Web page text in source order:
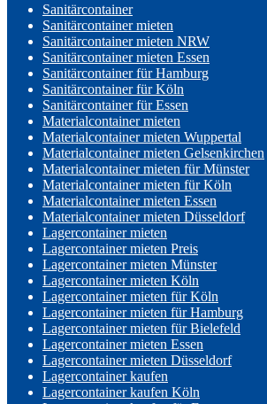
Sanitärcontainer
Sanitärcontainer mieten
Sanitärcontainer mieten NRW
Sanitärcontainer mieten Essen
Sanitärcontainer für Hamburg
Sanitärcontainer für Köln
Sanitärcontainer für Essen
Materialcontainer mieten
Materialcontainer mieten Wuppertal
Materialcontainer mieten Gelsenkirchen
Materialcontainer mieten für Münster
Materialcontainer mieten für Köln
Materialcontainer mieten Essen
Materialcontainer mieten Düsseldorf
Lagercontainer mieten
Lagercontainer mieten Preis
Lagercontainer mieten Münster
Lagercontainer mieten Köln
Lagercontainer mieten für Köln
Lagercontainer mieten für Hamburg
Lagercontainer mieten für Bielefeld
Lagercontainer mieten Essen
Lagercontainer mieten Düsseldorf
Lagercontainer kaufen
Lagercontainer kaufen Köln